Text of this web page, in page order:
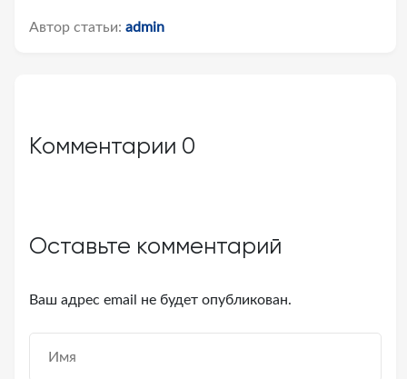
Автор статьи: admin
Комментарии 0
Оставьте комментарий
Ваш адрес email не будет опубликован.